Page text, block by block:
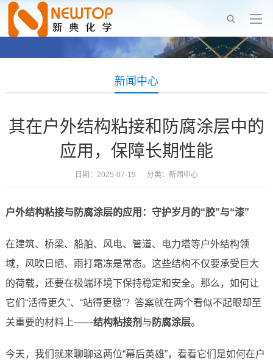
新闻中心
其在户外结构粘接和防腐涂层中的
应用，保障长期性能
日期：2025-07-19 分类： 新闻中心
户外结构粘接与防腐涂层的应用：守护岁月的“胶”与“漆”
在建筑、桥梁、船舶、风电、管道、电力塔等户外结构领
域，风吹日晒、雨打霜冻是常态。这些结构不仅要承受巨大
的荷载，还要在极端环境下保持稳定和安全。那么，如何让
它们“活得更久”、“站得更稳”？答案就在两个看似不起眼却至
关重要的材料上——结构粘接剂 与 防腐涂层。
今天，我们就来聊聊这两位“幕后英雄”，看看它们是如何在户